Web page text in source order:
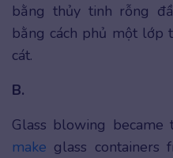
bằng thủy tinh rỗng
bằng cách phủ một lớp
cát.
B.
Glass blowing became
make glass containers